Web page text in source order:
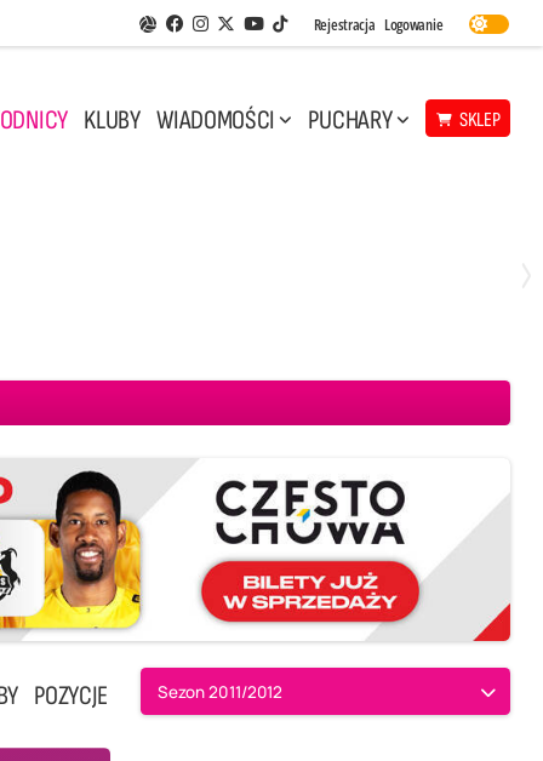
Aplikacja Siatkarskie Ligi
Facebook
Instagram
Twitter
Youtube
TikTok
Rejestracja Logowanie
KLUBY WIADOMOŚCI PUCHARY SKLEP
POZYCJE Sezon 2011/2012